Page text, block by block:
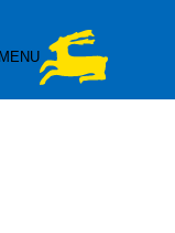
MENU